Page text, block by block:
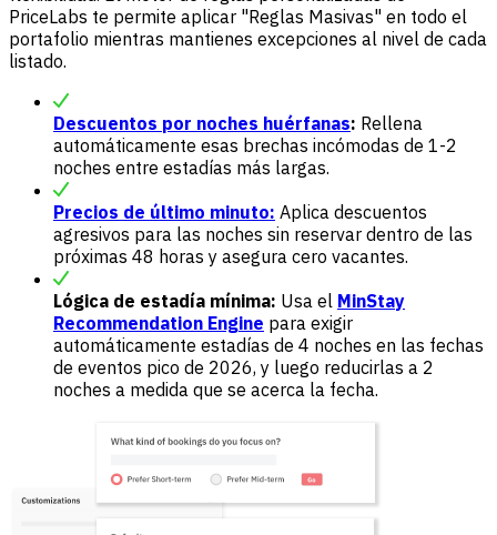
PriceLabs te permite aplicar "Reglas Masivas" en todo el
portafolio mientras mantienes excepciones al nivel de cada
listado.
Descuentos por noches huérfanas: Rellena
automáticamente esas brechas incómodas de 1-2
noches entre estadías más largas.
Precios de último minuto: Aplica descuentos
agresivos para las noches sin reservar dentro de las
próximas 48 horas y asegura cero vacantes.
Lógica de estadía mínima: Usa el MinStay
Recommendation Engine para exigir
automáticamente estadías de 4 noches en las fechas
de eventos pico de 2026, y luego reducirlas a 2
noches a medida que se acerca la fecha.